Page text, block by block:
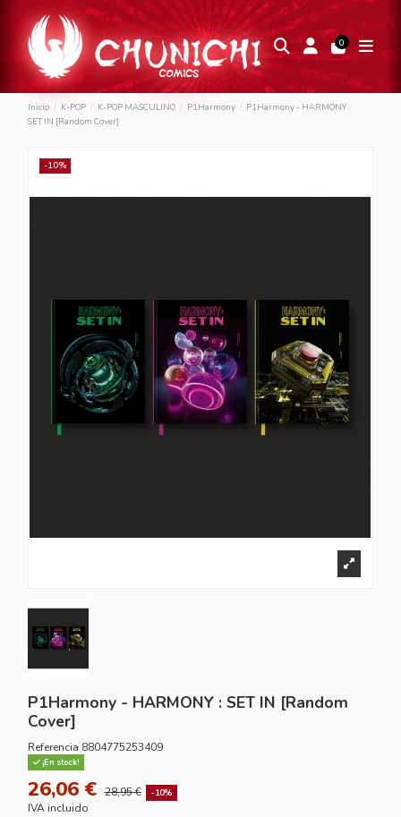
0
Inicio K-POP K-POP MASCULINO P1Harmony
P1Harmony - HARMONY :
SET IN [Random Cover]
-10%
P1Harmony - HARMONY : SET IN [Random
Cover]
Referencia 8804775253409
¡En stock!
26,06 € 28,95 € -10%
IVA incluido